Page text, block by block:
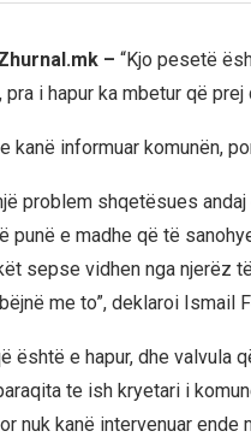
– “Kjo pesetë
pra i hapur ka mbetur që
kanë informuar komunën,
problem shqetësues
punë e madhe që të
sepse vidhen nga njerëz
me to”, deklaroi Ismail
është e hapur, dhe valvula
te ish kryetari i
nuk kanë intervenuar